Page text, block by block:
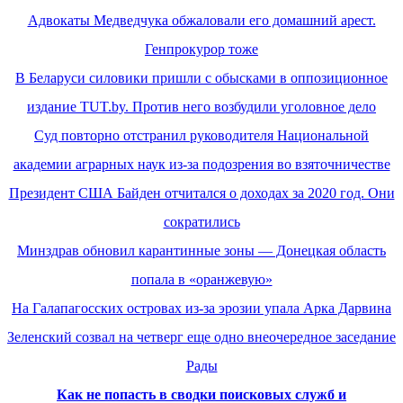
Адвокаты Медведчука обжаловали его домашний арест.
Генпрокурор тоже
В Беларуси силовики пришли с обысками в оппозиционное
издание TUT.by. Против него возбудили уголовное дело
Суд повторно отстранил руководителя Национальной
академии аграрных наук из-за подозрения во взяточничестве
Президент США Байден отчитался о доходах за 2020 год. Они
сократились
Минздрав обновил карантинные зоны — Донецкая область
попала в «оранжевую»
На Галапагосских островах из-за эрозии упала Арка Дарвина
Зеленский созвал на четверг еще одно внеочередное заседание
Рады
Как не попасть в сводки поисковых служб и